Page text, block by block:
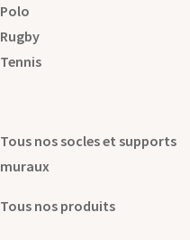
Polo
Rugby
Tennis
Tous nos socles et supports
muraux
Tous nos produits